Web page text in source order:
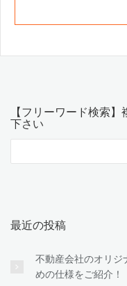
【フリーワード検索
下さい
最近の投稿
不動産会社のオリジ
めの仕様をご紹介！